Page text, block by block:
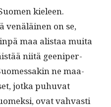
kieleen.
venäläi­nen on se,
maa alis­taa mui­ta
niitä geeniper­
ne maa­
jot­ka puhu­vat
ovat vah­vasti